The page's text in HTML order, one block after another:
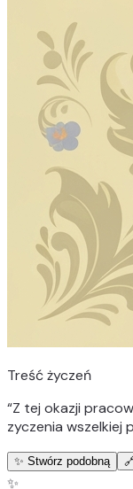
Treść życzeń
“Z tej okazji
zyczenia wszelkiej
✨ Stwórz podobną
✨